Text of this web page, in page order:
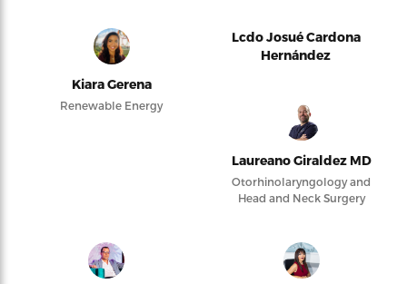
Kiara Gerena
Renewable Energy
Lcdo Josué Cardona
Hernández
Laureano Giraldez MD
Otorhinolaryngology and
Head and Neck Surgery